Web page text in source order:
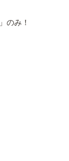
のみ！